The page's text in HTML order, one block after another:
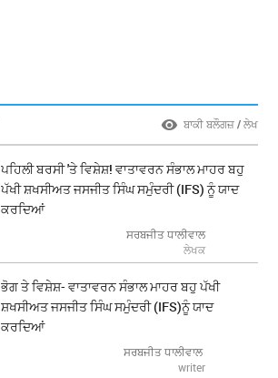
ਬਾਕੀ ਬਲੌਗਜ਼ / ਲੇਖ
ਪਹਿਲੀ ਬਰਸੀ 'ਤੇ ਵਿਸ਼ੇਸ਼! ਵਾਤਾਵਰਨ ਸੰਭਾਲ ਮਾਹਰ ਬਹੁ
ਪੱਖੀ ਸ਼ਖਸੀਅਤ ਜਸਜੀਤ ਸਿੰਘ ਸਮੁੰਦਰੀ (IFS) ਨੂੰ ਯਾਦ
ਕਰਦਿਆਂ
ਸਰਬਜੀਤ ਧਾਲੀਵਾਲ
ਲੇਖਕ
ਭੋਗ ਤੇ ਵਿਸ਼ੇਸ਼- ਵਾਤਾਵਰਨ ਸੰਭਾਲ ਮਾਹਰ ਬਹੁ ਪੱਖੀ
ਸ਼ਖਸੀਅਤ ਜਸਜੀਤ ਸਿੰਘ ਸਮੁੰਦਰੀ (IFS)ਨੂੰ ਯਾਦ
ਕਰਦਿਆਂ
ਸਰਬਜੀਤ ਧਾਲੀਵਾਲ
writer